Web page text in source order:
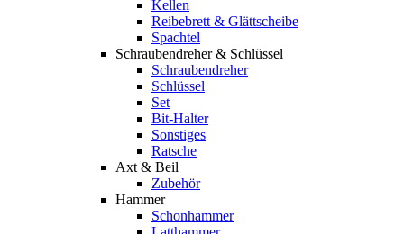
Kellen
Reibebrett & Glättscheibe
Spachtel
Schraubendreher & Schlüssel
Schraubendreher
Schlüssel
Set
Bit-Halter
Sonstiges
Ratsche
Axt & Beil
Zubehör
Hammer
Schonhammer